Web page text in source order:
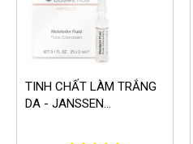
TINH CHẤT LÀM TRẮNG
DA - JANSSEN...